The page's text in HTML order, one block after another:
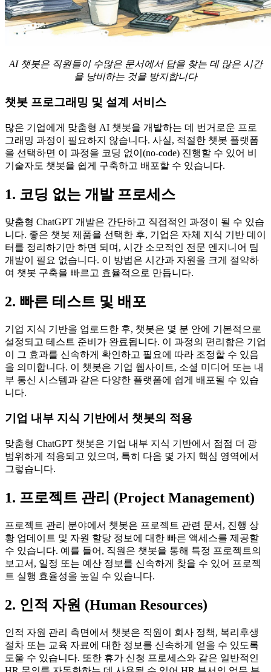
AI 챗봇은 직원들이 수많은 문서에서 답을 찾는 데 많은 시간
을 낭비하는 것을 방지합니다
챗봇 프로그래밍 및 설계 서비스
많은 기업에게 맞춤형 AI 챗봇을 개발하는 데 번거로운 프로
그래밍 과정이 필요하지 않습니다. 사실, 적절한 챗봇 플랫폼
을 선택하면 이 과정을 코딩 없이(no-code) 진행할 수 있어 비
기술자도 챗봇을 쉽게 구축하고 배포할 수 있습니다.
1. 코딩 없는 개발 프로세스
맞춤형 ChatGPT 개발은 간단하고 직접적인 과정이 될 수 있습
니다. 좋은 챗봇 제품을 선택한 후, 기업은 자체 지식 기반 데이
터를 정리하기만 하면 되며, 시간 소모적인 전문 엔지니어 팀
개발이 필요 없습니다. 이 방법은 시간과 자원을 크게 절약하
여 챗봇 구축을 빠르고 효율적으로 만듭니다.
2. 빠른 테스트 및 배포
기업 지식 기반을 업로드한 후, 챗봇은 몇 분 안에 기본적으로
설정되고 테스트 준비가 완료됩니다. 이 과정의 편리함은 기업
이 그 효과를 신속하게 확인하고 필요에 따라 조정할 수 있음
을 의미합니다. 이 챗봇은 기업 웹사이트, 소셜 미디어 또는 내
부 통신 시스템과 같은 다양한 플랫폼에 쉽게 배포될 수 있습
니다.
기업 내부 지식 기반에서 챗봇의 적용
맞춤형 ChatGPT 챗봇은 기업 내부 지식 기반에서 점점 더 광
범위하게 적용되고 있으며, 특히 다음 몇 가지 핵심 영역에서
그렇습니다.
1. 프로젝트 관리 (Project Management)
프로젝트 관리 분야에서 챗봇은 프로젝트 관련 문서, 진행 상
황 업데이트 및 자원 할당 정보에 대한 빠른 액세스를 제공할
수 있습니다. 예를 들어, 직원은 챗봇을 통해 특정 프로젝트의
보고서, 일정 또는 예산 정보를 신속하게 찾을 수 있어 프로젝
트 실행 효율성을 높일 수 있습니다.
2. 인적 자원 (Human Resources)
인적 자원 관리 측면에서 챗봇은 직원이 회사 정책, 복리후생
절차 또는 교육 자료에 대한 정보를 신속하게 얻을 수 있도록
도울 수 있습니다. 또한 휴가 신청 프로세스와 같은 일반적인